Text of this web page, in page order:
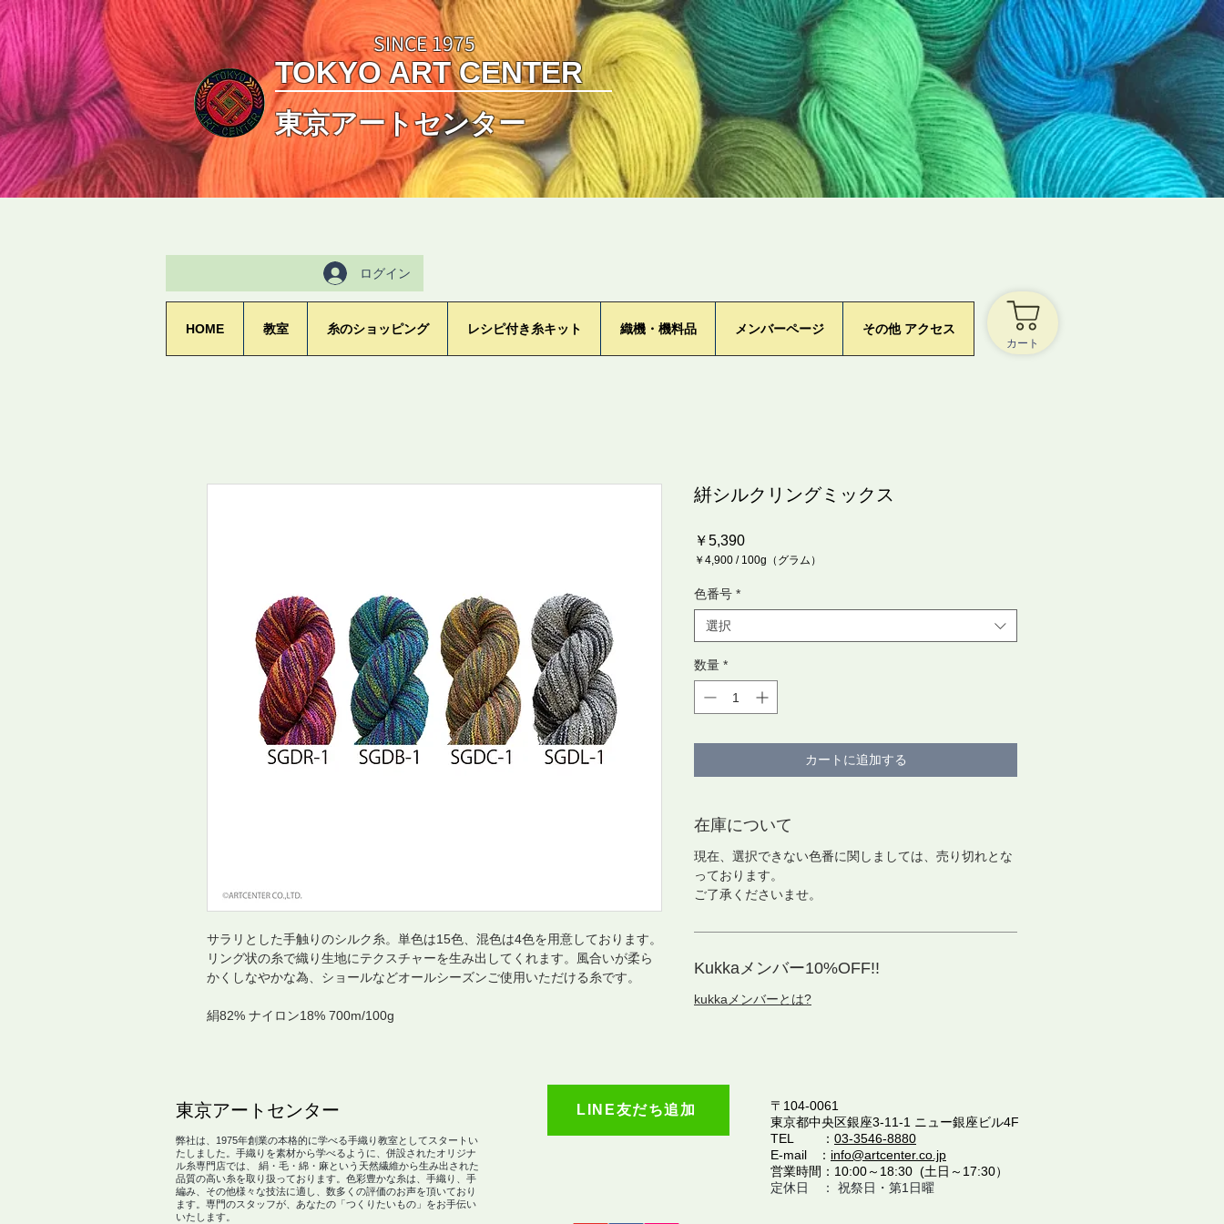
SINCE 1975
TOKYO ART CENTER
東京アートセンター
ログイン
HOME 教室 糸のショッピング レシピ付き糸キット 織機・機料品 メンバーページ その他 アクセス
カート
サラリとした手触りのシルク糸。単色は15色、混色は4色を用意しております。
リング状の糸で織り生地にテクスチャーを生み出してくれます。風合いが柔ら
かくしなやかな為、ショールなどオールシーズンご使用いただける糸です。
絹82% ナイロン18% 700m/100g
絣シルクリングミックス
￥5,390価
格
￥4,900 / 100g（グラム）
ご
と
￥4,900
色番号 *
選択
数量 *
カートに追加する
在庫について
現在、選択できない色番に関しましては、売り切れとな
っております。
ご了承くださいませ。
Kukkaメンバー10%OFF!!
kukkaメンバーとは?
​東京アートセンター
弊社は、1975年創業の本格的に学べる手織り教室としてスタートい
たしました。手織りを素材から学べるように、併設されたオリジナ
ル糸専門店では、 絹・毛・綿・麻という天然繊維から生み出された
品質の高い糸を取り扱っております。色彩豊かな糸は、手織り、手
編み、その他様々な技法に適し、数多くの評価のお声を頂いており
ます。専門のスタッフが、あなたの「つくりたいもの」をお手伝い
いたします。
LINE友だち追加
〒104-0061
​東京都中央区銀座3-11-1 ニュー銀座ビル4F
TEL ： 03-3546-8880
E-mail ： info@artcenter.co.jp
営業時間：10:00～18:30 (土日～17:30）
定休日 ： 祝祭日・第1日曜